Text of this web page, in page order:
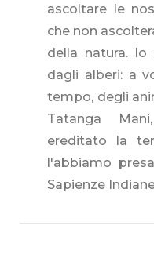
ascoltare le
che non
della natura.
dagli alberi: a
tempo, degli
Tatanga
ereditato la
l'abbiamo
Sapienze